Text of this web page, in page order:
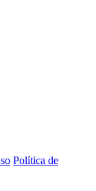
Política de